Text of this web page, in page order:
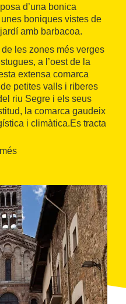
d’una bonica
boniques vistes de
jardí amb barbacoa.
les zones més verges
a l’oest de la
extensa comarca
petites valls i riberes
riu Segre i els seus
la comarca gaudeix
i climàtica.Es tracta
el barranquisme, les